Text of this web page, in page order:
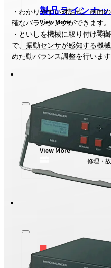
製品ラインナ
View More
製品
アフターサー
View More
修理・
・わかりやすい対話式。画面
確なバランシングができます。
・といしを機械に取り付けて
で、振動センサが感知する機
めた動バランス調整を行います